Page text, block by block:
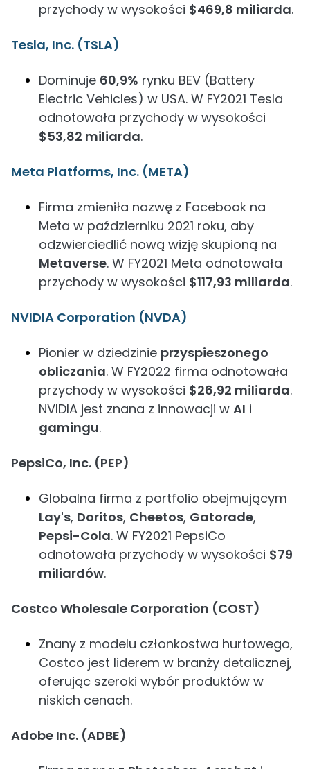
przychody w wysokości $469,8 miliarda.
Tesla, Inc. (TSLA)
Dominuje 60,9% rynku BEV (Battery
Electric Vehicles) w USA. W FY2021 Tesla
odnotowała przychody w wysokości
$53,82 miliarda.
Meta Platforms, Inc. (META)
Firma zmieniła nazwę z Facebook na
Meta w październiku 2021 roku, aby
odzwierciedlić nową wizję skupioną na
Metaverse. W FY2021 Meta odnotowała
przychody w wysokości $117,93 miliarda.
NVIDIA Corporation (NVDA)
Pionier w dziedzinie przyspieszonego
obliczania. W FY2022 firma odnotowała
przychody w wysokości $26,92 miliarda.
NVIDIA jest znana z innowacji w AI i
gamingu.
PepsiCo, Inc. (PEP)
Globalna firma z portfolio obejmującym
Lay's, Doritos, Cheetos, Gatorade,
Pepsi-Cola. W FY2021 PepsiCo
odnotowała przychody w wysokości $79
miliardów.
Costco Wholesale Corporation (COST)
Znany z modelu członkostwa hurtowego,
Costco jest liderem w branży detalicznej,
oferując szeroki wybór produktów w
niskich cenach.
Adobe Inc. (ADBE)